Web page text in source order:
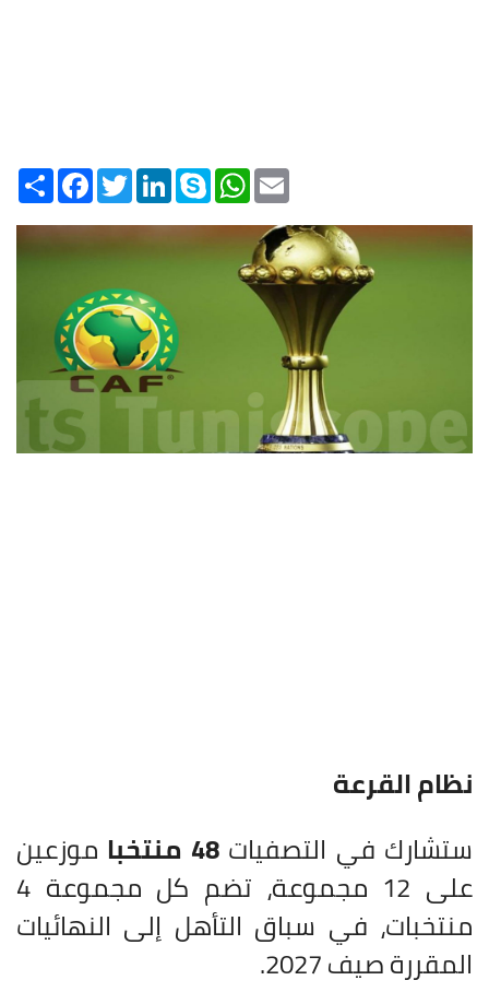
Share
FacebookTwitterLinkedInSkype
WhatsAppEmail
نظام القرعة
ستشارك في التصفيات48 منتخبا موزعين
على 12 مجموعة، تضم كل مجموعة 4
منتخبات، في سباق التأهل إلى النهائيات
المقررة صيف 2027.